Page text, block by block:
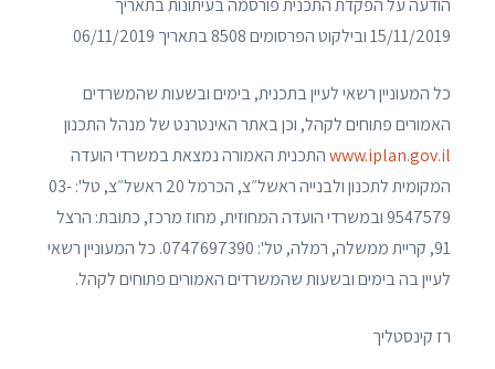
הודעה על הפקדת התכנית פורסמה בעיתונות בתאריך
15/11/2019 ובילקוט הפרסומים 8508 בתאריך 06/11/2019
כל המעוניין רשאי לעיין בתכנית, בימים ובשעות שהמשרדים
האמורים פתוחים לקהל, וכן באתר האינטרנט של מנהל התכנון
www.iplan.gov.ilהתכנית האמורה נמצאת במשרדי הועדה
המקומית לתכנון ולבנייה ראשל״צ, הכרמל 20 ראשל״צ, טל': 03-
9547579 ובמשרדי הועדה המחוזית, מחוז מרכז, כתובת: הרצל
91, קריית ממשלה, רמלה, טל': 0747697390. כל המעוניין רשאי
לעיין בה בימים ובשעות שהמשרדים האמורים פתוחים לקהל.
רז קינסטליך